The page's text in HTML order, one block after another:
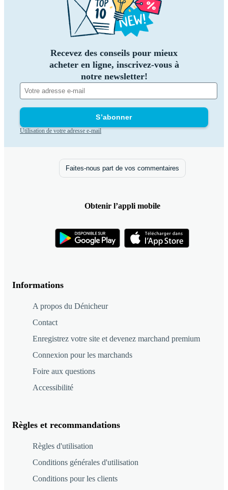
Recevez des conseils pour mieux
acheter en ligne, inscrivez-vous à
notre newsletter!
S’abonner
Utilisation de votre adresse e-mail
Informations
A propos du Dénicheur
Contact
Enregistrez votre site et devenez marchand premium
Connexion pour les marchands
Foire aux questions
Accessibilité
Règles et recommandations
Règles d'utilisation
Conditions générales d'utilisation
Conditions pour les clients
Faites-nous part de vos commentaires
Obtenir l’appli mobile